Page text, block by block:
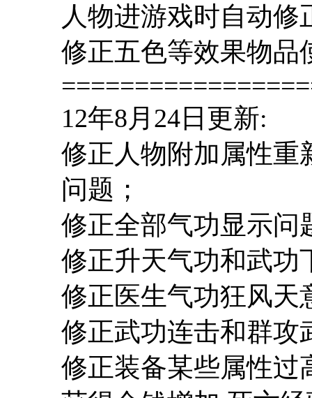
人物进游戏时自动
修正五色等效果物品
12年8月24日更新:
修正人物附加属性重
问题；
修正全部气功显示问
修正升天气功和武功
修正医生气功狂风天
修正武功连击和群攻
修正装备某些属性过